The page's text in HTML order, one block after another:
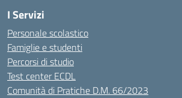
I Servizi
Personale scolastico
Famiglie e studenti
Percorsi di studio
Test center ECDL
Comunità di Pratiche D.M. 66/2023